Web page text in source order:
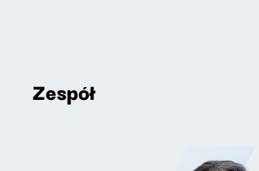
Zespół